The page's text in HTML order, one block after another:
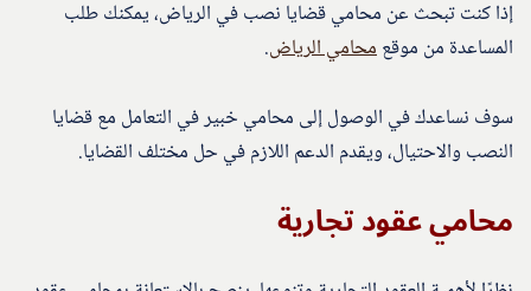
إذا كنت تبحث عن محامي قضايا نصب في الرياض، يمكنك طلب
المساعدة من موقعمحامي الرياض.
سوف نساعدك في الوصول إلى محامي خبير في التعامل مع قضايا
النصب والاحتيال، ويقدم الدعم اللازم في حل مختلف القضايا.
محامي عقود تجارية